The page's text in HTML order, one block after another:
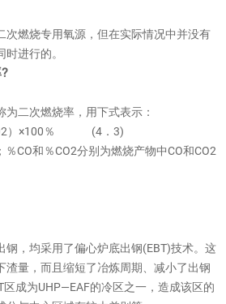
次燃烧专用氧源，但在实际情况中并没有
进行的。
二次燃烧率，用下式表示：
）×100％ (4．3)
CO和％CO2分别为燃烧产物中CO和CO2
钢，均采用了偏心炉底出钢(EBT)技术。这
渣量，而且缩短了冶炼周期、减小了出钢
成为UHP—EAF的冷区之一，造成该区的